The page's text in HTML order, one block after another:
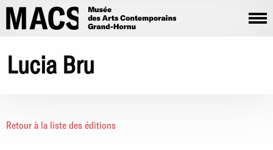
Aller au contenu principal
Lucia Bru
Retour à la liste des éditions